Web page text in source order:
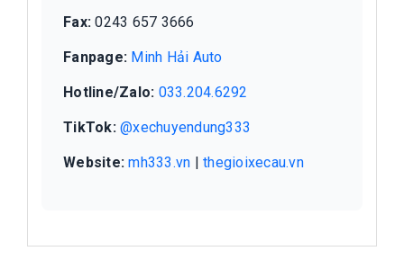
Fax: 0243 657 3666
Fanpage: Minh Hải Auto
Hotline/Zalo: 033.204.6292
TikTok: @xechuyendung333
Website: mh333.vn | thegioixecau.vn